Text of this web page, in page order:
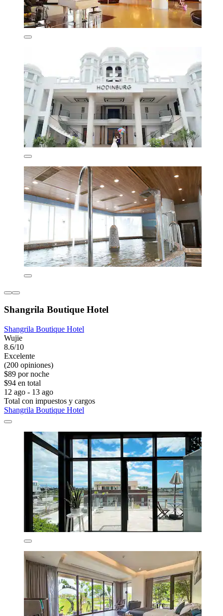
Shangrila Boutique Hotel
Shangrila Boutique Hotel
Wujie
8.6/10
Excelente
(200 opiniones)
$89 por noche
$94 en total
12 ago - 13 ago
Total con impuestos y cargos
Shangrila Boutique Hotel